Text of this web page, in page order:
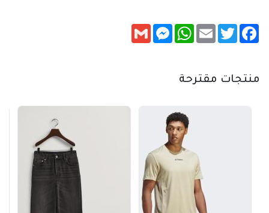
Facebook
Twitter
Email
WhatsApp
Messenger
Gmail
منتجات مقترحة